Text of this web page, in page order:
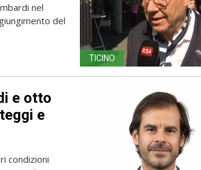
nel
del
TICINO
e otto
e
condizioni